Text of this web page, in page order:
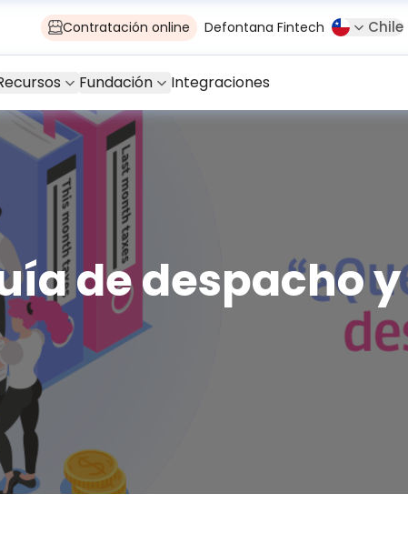
Contratación online Defontana Fintech Chile
Fundación Integraciones
de despacho